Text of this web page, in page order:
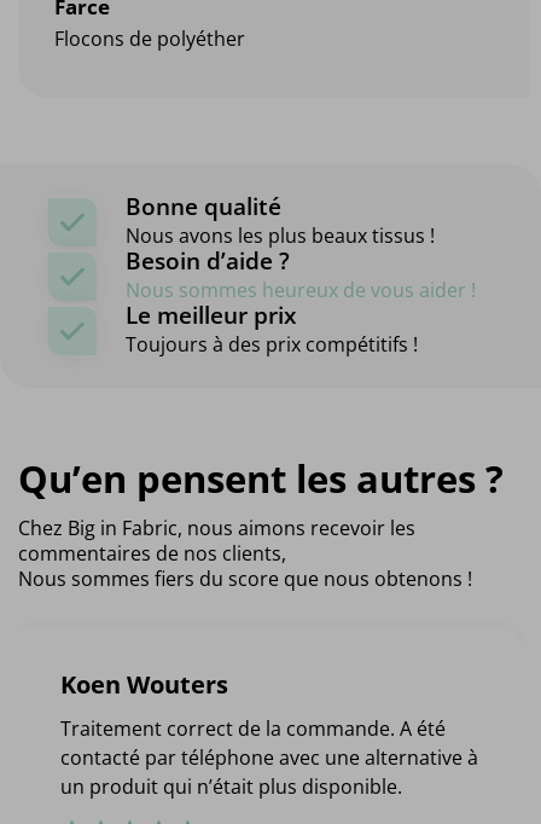
Farce
Flocons de polyéther
Bonne qualité
Nous avons les plus beaux tissus !
Besoin d’aide ?
Nous sommes heureux de vous aider !
Le meilleur prix
Toujours à des prix compétitifs !
Qu’en pensent les autres ?
Chez Big in Fabric, nous aimons recevoir les
commentaires de nos clients,
Nous sommes fiers du score que nous obtenons !
Koen Wouters
Traitement correct de la commande. A été
contacté par téléphone avec une alternative à
un produit qui n’était plus disponible.